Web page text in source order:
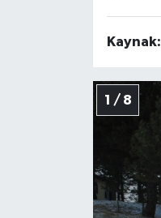
Kaynak:
1 / 8